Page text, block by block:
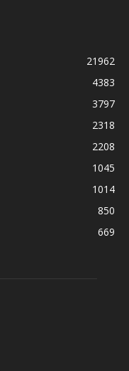
21962
4383
3797
2318
2208
1045
1014
850
669